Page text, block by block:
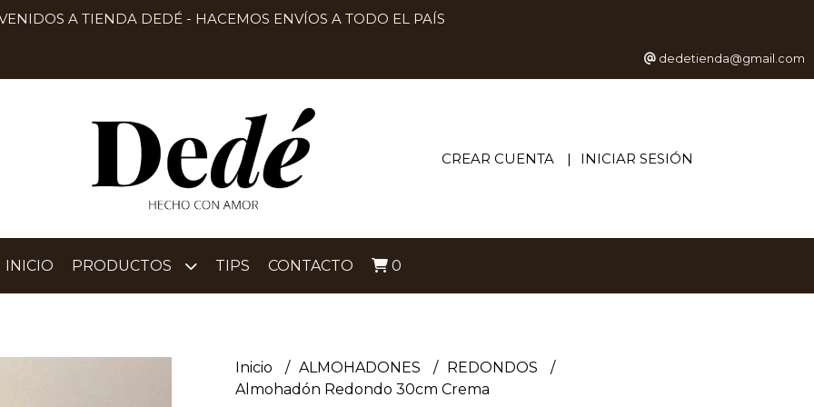
A TIENDA DEDÉ - HACEMOS ENVÍOS A TODO EL PAÍS
dedetienda@gmail.com
CREAR CUENTA INICIAR SESIÓN
INICIO PRODUCTOS TIPS CONTACTO 0
Inicio ALMOHADONES
REDONDOS
Almohadón Redondo 30cm Crema